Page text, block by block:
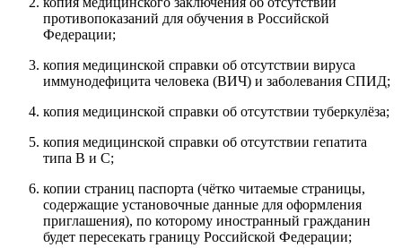
противопоказаний для обучения в Российской
Федерации;
копия медицинской справки об отсутствии вируса
иммунодефицита человека (ВИЧ) и заболевания СПИД;
копия медицинской справки об отсутствии туберкулёза;
копия медицинской справки об отсутствии гепатита
типа B и С;
копии страниц паспорта (чётко читаемые страницы,
содержащие установочные данные для оформления
приглашения), по которому иностранный гражданин
будет пересекать границу Российской Федерации;